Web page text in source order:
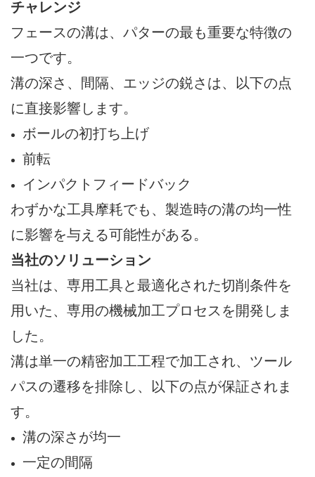
チャレンジ
フェースの溝は、パターの最も重要な特徴の
一つです。
溝の深さ、間隔、エッジの鋭さは、以下の点
に直接影響します。
ボールの初打ち上げ
前転
インパクトフィードバック
わずかな工具摩耗でも、製造時の溝の均一性
に影響を与える可能性がある。
当社のソリューション
当社は、専用工具と最適化された切削条件を
用いた、専用の機械加工プロセスを開発しま
した。
溝は単一の精密加工工程で加工され、ツール
パスの遷移を排除し、以下の点が保証されま
す。
溝の深さが均一
一定の間隔